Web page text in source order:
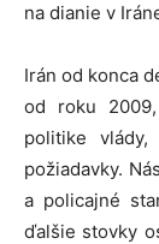
na dianie v
Irán od konca
od roku
politike
požiadavky.
a policajné
ďalšie stovky